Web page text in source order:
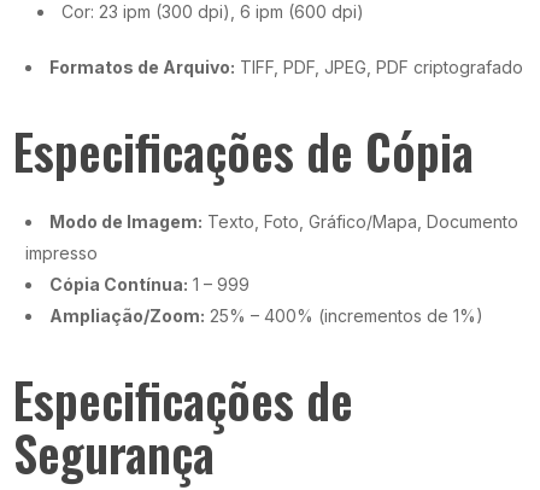
Cor: 23 ipm (300 dpi), 6 ipm (600 dpi)
Formatos de Arquivo: TIFF, PDF, JPEG, PDF criptografado
Especificações de Cópia
Modo de Imagem: Texto, Foto, Gráfico/Mapa, Documento
impresso
Cópia Contínua: 1 – 999
Ampliação/Zoom: 25% – 400% (incrementos de 1%)
Especificações de
Segurança